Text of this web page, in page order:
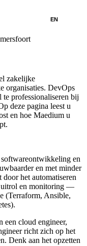
EN
zakelijke
organisaties. DevOps
professionaliseren bij
deze pagina leest u
en hoe Maedium u
softwareontwikkeling en
en met minder
het automatiseren
uitrol en monitoring —
(Terraform, Ansible,
een cloud engineer,
richt zich op het
Denk aan het opzetten